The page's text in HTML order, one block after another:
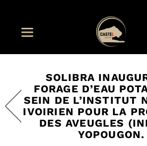
SOLIBRA
FORAGE D’EAU
SEIN DE L’INSTITUT
IVOIRIEN POUR LA
DES AVEUGLES
YOPOUGON.